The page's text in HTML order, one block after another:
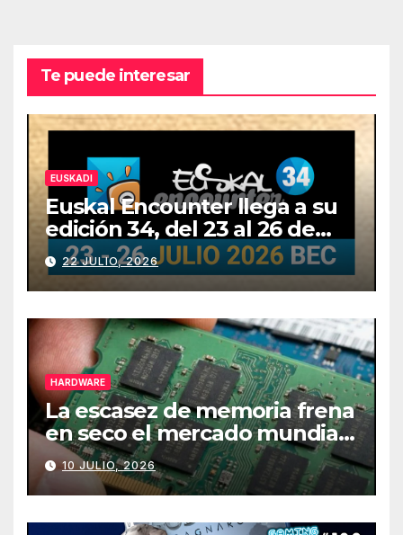
Te puede interesar
EUSKADI
Euskal Encounter llega a su
edición 34, del 23 al 26 de
julio
22 JULIO, 2026
HARDWARE
La escasez de memoria frena
en seco el mercado mundial
de PCs
10 JULIO, 2026